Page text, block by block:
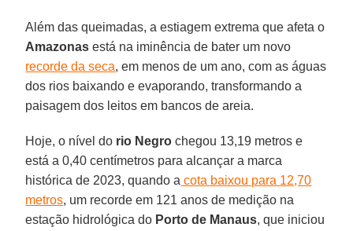
Além das queimadas, a estiagem extrema que afeta o
Amazonas está na iminência de bater um novo
recorde da seca, em menos de um ano, com as águas
dos rios baixando e evaporando, transformando a
paisagem dos leitos em bancos de areia.
Hoje, o nível do rio Negro chegou 13,19 metros e
está a 0,40 centímetros para alcançar a marca
histórica de 2023, quando a cota baixou para 12,70
metros, um recorde em 121 anos de medição na
estação hidrológica do Porto de Manaus, que iniciou